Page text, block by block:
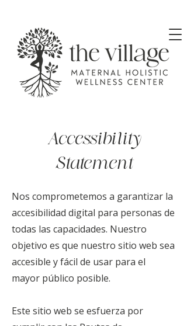
Accessibility
Statement
Nos comprometemos a garantizar la
accesibilidad digital para personas de
todas las capacidades. Nuestro
objetivo es que nuestro sitio web sea
accesible y fácil de usar para el
mayor público posible.
Este sitio web se esfuerza por